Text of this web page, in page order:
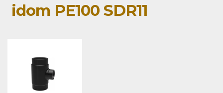
idom PE100 SDR11